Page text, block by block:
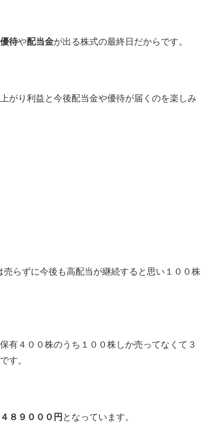
待や配当金が出る株式の最終日だからです。
がり利益と今後配当金や優待が届くのを楽しみ
らずに今後も高配当が継続すると思い１００株
有４００株のうち１００株しか売ってなくて３
す。
８９０００円 となっています。